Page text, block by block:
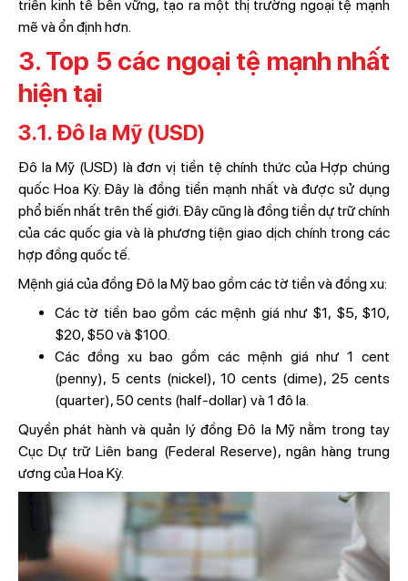
triển kinh tế bền vững, tạo ra một thị trường ngoại tệ mạnh
mẽ và ổn định hơn.
3. Top 5 các ngoại tệ mạnh nhất
hiện tại
3.1. Đô la Mỹ (USD)
Đô la Mỹ (USD) là đơn vị tiền tệ chính thức của Hợp chúng
quốc Hoa Kỳ. Đây là đồng tiền mạnh nhất và được sử dụng
phổ biến nhất trên thế giới. Đây cũng là đồng tiền dự trữ chính
của các quốc gia và là phương tiện giao dịch chính trong các
hợp đồng quốc tế.
Mệnh giá của đồng Đô la Mỹ bao gồm các tờ tiền và đồng xu:
Các tờ tiền bao gồm các mệnh giá như $1, $5, $10,
$20, $50 và $100.
Các đồng xu bao gồm các mệnh giá như 1 cent
(penny), 5 cents (nickel), 10 cents (dime), 25 cents
(quarter), 50 cents (half-dollar) và 1 đô la.
Quyền phát hành và quản lý đồng Đô la Mỹ nằm trong tay
Cục Dự trữ Liên bang (Federal Reserve), ngân hàng trung
ương của Hoa Kỳ.